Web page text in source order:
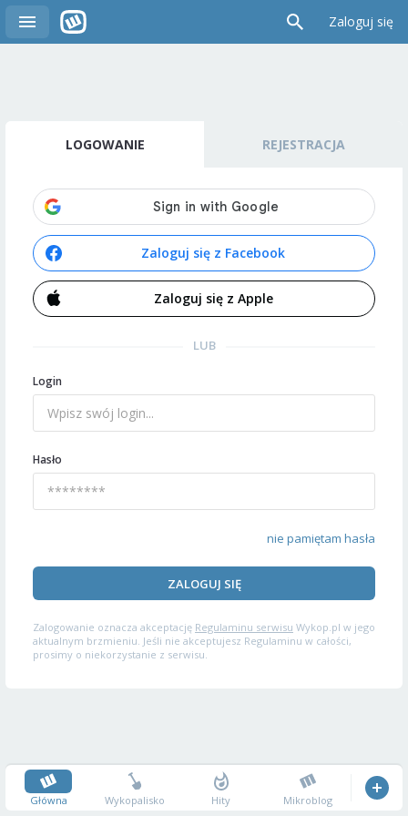
Zaloguj się
LOGOWANIE REJESTRACJA
Zaloguj się z Facebook
Zaloguj się z Apple
LUB
Login
Hasło
nie pamiętam hasła
ZALOGUJ SIĘ
Zalogowanie oznacza akceptację Regulaminu serwisu Wykop.pl w jego
aktualnym brzmieniu. Jeśli nie akceptujesz Regulaminu w całości,
prosimy o niekorzystanie z serwisu.
Główna Wykopalisko Hity Mikroblog